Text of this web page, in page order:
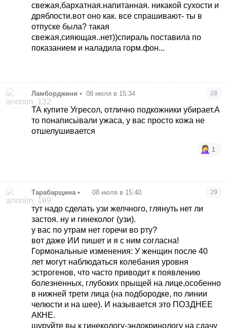
свежая,бархатная.напитанная. никакой сухости и
дряблости.вот оно как. все спрашивают- ты в
отпуске была? такая
свежая,сияющая..нет))спираль поставила по
показанием и наладила горм.фон...
Ламборджини • 08 июля в 15:34 28
ТА купите Угресол, отлично подкожники убирает.А
то понаписьівали ужаса, у вас просто кожа не
отшелушивается
1
Тарабарщина • 08 июля в 15:40 29
тут надо сделать узи желчного, глянуть нет ли
застоя. ну и гинеколог (узи).
у вас по утрам нет горечи во рту?
вот даже ИИ пишет и я с ним согласна!
Гормональные изменения: У женщин после 40
лет могут наблюдаться колебания уровня
эстрогенов, что часто приводит к появлению
болезненных, глубоких прыщей на лице,особенно
в нижней трети лица (на подбородке, по линии
челюсти и на шее). И называется это ПОЗДНЕЕ
АКНЕ.
шуруйте вы к гинекологу-эндокринологу на сдачу